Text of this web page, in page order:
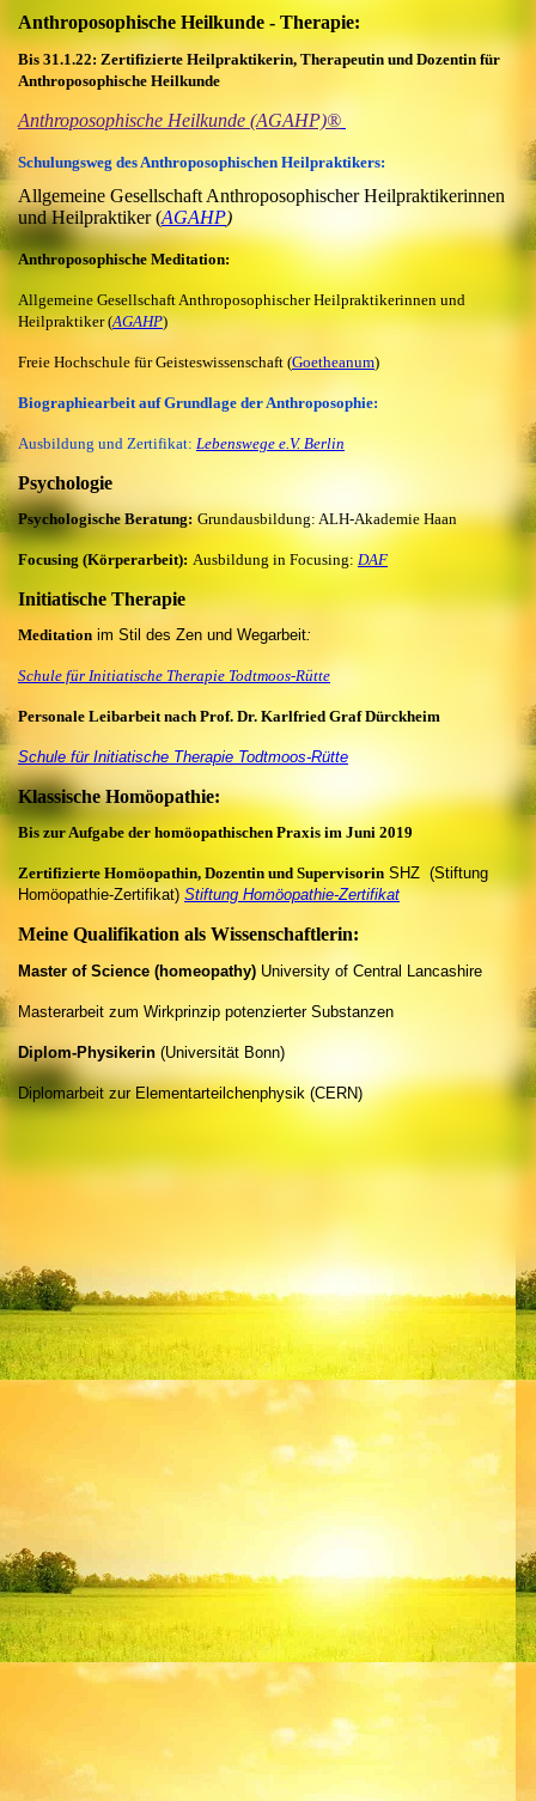
Anthroposophische Heilkunde - Therapie:
Bis 31.1.22: Zertifizierte Heilpraktikerin, Therapeutin und Dozentin für
Anthroposophische Heilkunde
Anthroposophische Heilkunde (AGAHP)®
Schulungsweg des Anthroposophischen Heilpraktikers:
Allgemeine Gesellschaft Anthroposophischer Heilpraktikerinnen
und Heilpraktiker (AGAHP)
Anthroposophische Meditation:
Allgemeine Gesellschaft Anthroposophischer Heilpraktikerinnen und
Heilpraktiker (AGAHP)
Freie Hochschule für Geisteswissenschaft (Goetheanum)
Biographiearbeit auf Grundlage der Anthroposophie:
Ausbildung und Zertifikat: Lebenswege e.V. Berlin
Psychologie
Psychologische Beratung: Grundausbildung: ALH-Akademie Haan
Focusing (Körperarbeit): Ausbildung in Focusing: DAF
Initiatische Therapie
Meditation im Stil des Zen und Wegarbeit:
Schule für Initiatische Therapie Todtmoos-Rütte
Personale Leibarbeit nach Prof. Dr. Karlfried Graf Dürckheim
Schule für Initiatische Therapie Todtmoos-Rütte
Klassische Homöopathie:
Bis zur Aufgabe der homöopathischen Praxis im Juni 2019
Zertifizierte Homöopathin, Dozentin und Supervisorin SHZ (Stiftung
Homöopathie-Zertifikat) Stiftung Homöopathie-Zertifikat
Meine Qualifikation als Wissenschaftlerin:
Master of Science (homeopathy) University of Central Lancashire
Masterarbeit zum Wirkprinzip potenzierter Substanzen
Diplom-Physikerin (Universität Bonn)
Diplomarbeit zur Elementarteilchenphysik (CERN)